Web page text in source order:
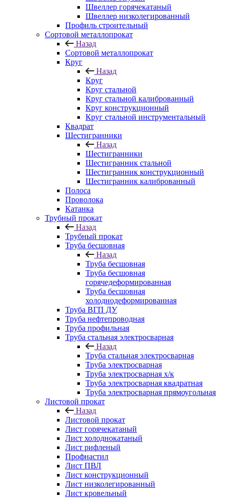
Швеллер горячекатаный
Швеллер низколегированный
Профиль строительный
Сортовой металлопрокат
Назад
Сортовой металлопрокат
Круг
Назад
Круг
Круг стальной
Круг стальной калиброванный
Круг конструкционный
Круг стальной инструментальный
Квадрат
Шестигранники
Назад
Шестигранники
Шестигранник стальной
Шестигранник конструкционный
Шестигранник калиброванный
Полоса
Проволока
Катанка
Трубный прокат
Назад
Трубный прокат
Труба бесшовная
Назад
Труба бесшовная
Труба бесшовная
горячедеформированная
Труба бесшовная
холоднодеформированная
Труба ВГП ДУ
Труба нефтепроводная
Труба профильная
Труба стальная электросварная
Назад
Труба стальная электросварная
Труба электросварная
Труба электросварная х/к
Труба электросварная квадратная
Труба электросварная прямоугольная
Листовой прокат
Назад
Листовой прокат
Лист горячекатаный
Лист холоднокатаный
Лист рифленый
Профнастил
Лист ПВЛ
Лист конструкционный
Лист низколегированный
Лист кровельный